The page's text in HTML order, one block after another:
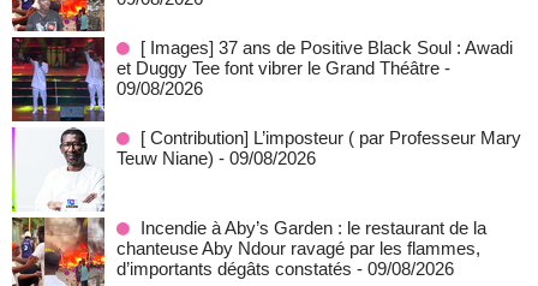
[ Images] 37 ans de Positive Black Soul : Awadi
et Duggy Tee font vibrer le Grand Théâtre -
09/08/2026
[ Contribution] L’imposteur ( par Professeur Mary
Teuw Niane) - 09/08/2026
Incendie à Aby’s Garden : le restaurant de la
chanteuse Aby Ndour ravagé par les flammes,
d’importants dégâts constatés - 09/08/2026